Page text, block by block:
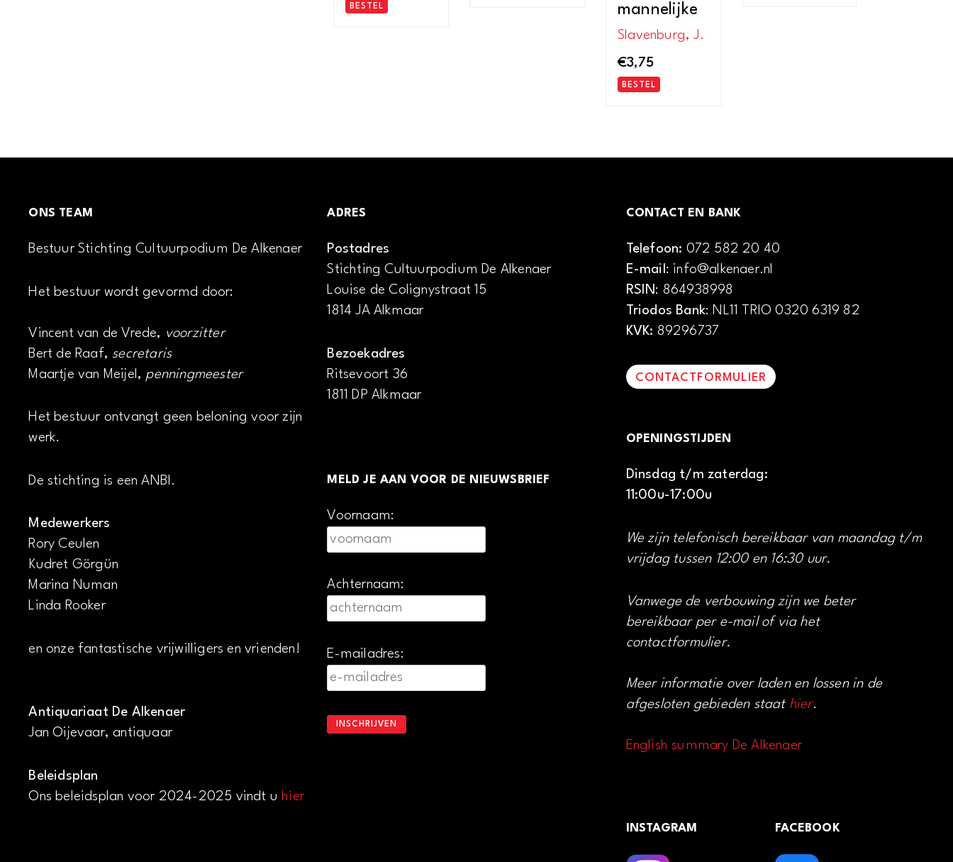
BESTEL
mannelijke
Slavenburg, J.
€3,75
BESTEL
ONS TEAM
Bestuur Stichting Cultuurpodium De Alkenaer
Het bestuur wordt gevormd door:
Vincent van de Vrede, voorzitter
Bert de Raaf, secretaris
Maartje van Meijel, penningmeester
Het bestuur ontvangt geen beloning voor zijn
werk.
De stichting is een ANBI.
Medewerkers
Rory Ceulen
Kudret Görgün
Marina Numan
Linda Rooker
en onze fantastische vrijwilligers en vrienden!
Antiquariaat De Alkenaer
Jan Oijevaar, antiquaar
Beleidsplan
Ons beleidsplan voor 2024-2025 vindt u hier
ADRES
Postadres
Stichting Cultuurpodium De Alkenaer
Louise de Colignystraat 15
1814 JA Alkmaar
Bezoekadres
Ritsevoort 36
1811 DP Alkmaar
MELD JE AAN VOOR DE NIEUWSBRIEF
Voornaam:
Achternaam:
E-mailadres:
CONTACT EN BANK
Telefoon: 072 582 20 40
E-mail: info@alkenaer.nl
RSIN: 864938998
Triodos Bank: NL11 TRIO 0320 6319 82
KVK: 89296737
CONTACTFORMULIER
OPENINGSTIJDEN
Dinsdag t/m zaterdag:
11:00u-17:00u
We zijn telefonisch bereikbaar van maandag t/m
vrijdag tussen 12:00 en 16:30 uur.
Vanwege de verbouwing zijn we beter
bereikbaar per e-mail of via het
contactformulier.
Meer informatie over laden en lossen in de
afgesloten gebieden staat hier.
English summary De Alkenaer
INSTAGRAM FACEBOOK